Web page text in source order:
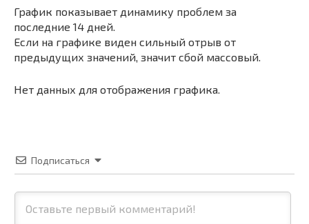
График показывает динамику проблем за
последние 14 дней.
Если на графике виден сильный отрыв от
предыдущих значений, значит сбой массовый.
Нет данных для отображения графика.
Подписаться